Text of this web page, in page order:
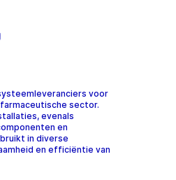
voor
sector.
evenals
en
in diverse
en efficiëntie van